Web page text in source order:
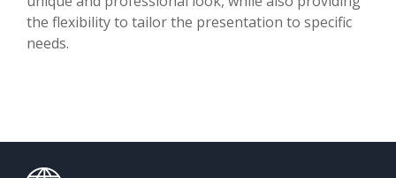
the flexibility to tailor the presentation to specific
needs.